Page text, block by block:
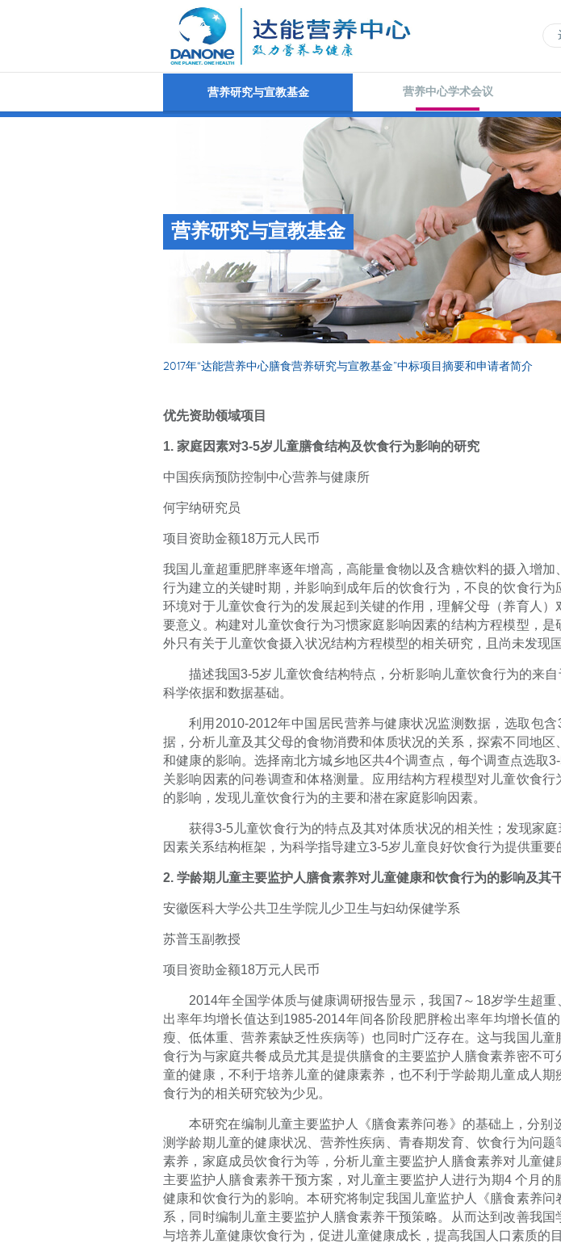
营养研究与宣教基金 营养中心学术会议
营养研究与宣教基金
2017年“达能营养中心膳食营养研究与宣教基金”中标项目摘要和申请者简介
优先资助领域项目
1. 家庭因素对3-5岁儿童膳食结构及饮食行为影响的研究
中国疾病预防控制中心营养与健康所
何宇纳研究员
项目资助金额18万元人民币
我国儿童超重肥胖率逐年增高，高能量食物以及含糖饮料的摄入增
行为建立的关键时期，并影响到成年后的饮食行为，不良的饮食行
环境对于儿童饮食行为的发展起到关键的作用，理解父母（养育人
要意义。构建对儿童饮食行为习惯家庭影响因素的结构方程模型，
外只有关于儿童饮食摄入状况结构方程模型的相关研究，且尚未发现
描述我国3-5岁儿童饮食结构特点，分析影响儿童饮食行为的来
科学依据和数据基础。
利用 2010-2012年中国居民营养与健康状况监测数据，选取包含
据，分析儿童及其父母的食物消费和体质状况的关系，探索不同地
和健康的影响。选择南北方城乡地区共4个调查点，每个调查点选取
关影响因素的问卷调查和体格测量。应用结构方程模型对儿童饮食
的影响，发现儿童饮食行为的主要和潜在家庭影响因素。
获得3-5 儿童饮食行为的特点及其对体质状况的相关性；发现家
因素关系结构框架，为科学指导建立3-5岁儿童良好饮食行为提供重要
2. 学龄期儿童主要监护人膳食素养对儿童健康和饮食行为的影响及其
安徽医科大学公共卫生学院儿少卫生与妇幼保健学系
苏普玉副教授
项目资助金额18万元人民币
2014年全国学体质与健康调研报告显示，我国7 ～ 18岁学生超重
出率年均增长值达到 1985-2014年间各阶段肥胖检出率年均增长值
瘦、低体重、营养素缺乏性疾病等）也同时广泛存在。这与我国儿
食行为与家庭共餐成员尤其是提供膳食的主要监护人膳食素养密不
童的健康，不利于培养儿童的健康素养，也不利于学龄期儿童成人
食行为的相关研究较为少见。
本研究在编制儿童主要监护人《膳食素养问卷》的基础上，分别
测学龄期儿童的健康状况、营养性疾病、青春期发育、饮食行为问
素养，家庭成员饮食行为等，分析儿童主要监护人膳食素养对儿童
主要监护人膳食素养干预方案，对儿童主要监护人进行为期4个月的
健康和饮食行为的影响。本研究将制定我国儿童监护人《膳食素养
系，同时编制儿童主要监护人膳食素养干预策略。从而达到改善我
与培养儿童健康饮食行为，促进儿童健康成长，提高我国人口素质的目